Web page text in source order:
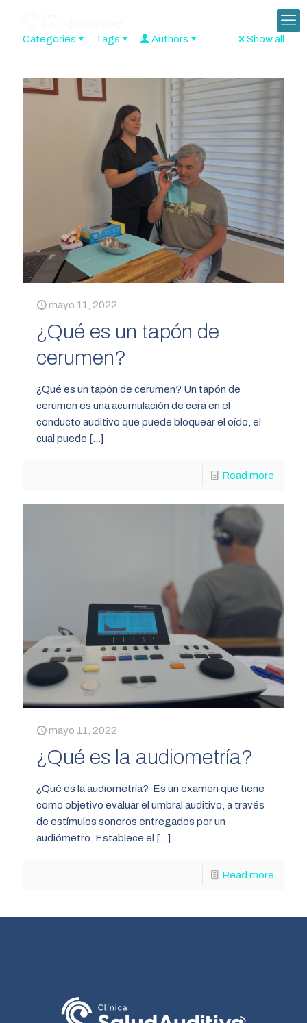
Categories Tags Authors Show all
mayo 11, 2022
¿Qué es un tapón de
cerumen?
¿Qué es un tapón de cerumen? Un tapón de
cerumen es una acumulación de cera en el
conducto auditivo que puede bloquear el oído, el
cual puede […]
Read more
mayo 11, 2022
¿Qué es la audiometría?
¿Qué es la audiometría? Es un examen que tiene
como objetivo evaluar el umbral auditivo, a través
de estímulos sonoros entregados por un
audiómetro. Establece el
[…]
Read more